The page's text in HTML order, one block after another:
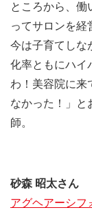
ところから、働
ってサロンを経
今は子育てしな
化率ともにハイ
わ！美容院に来
なかった！」と
師。
砂森 昭太さん
アグヘアーシフ